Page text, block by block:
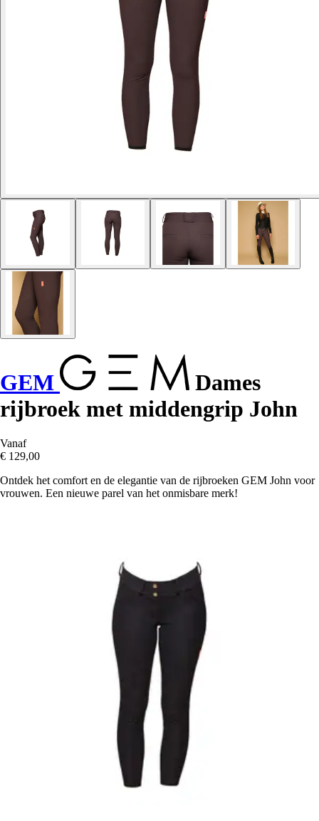
GEM
Dames
rijbroek met middengrip John
Vanaf
€ 129,00
Ontdek het comfort en de elegantie van de rijbroeken GEM John voor
vrouwen. Een nieuwe parel van het onmisbare merk!